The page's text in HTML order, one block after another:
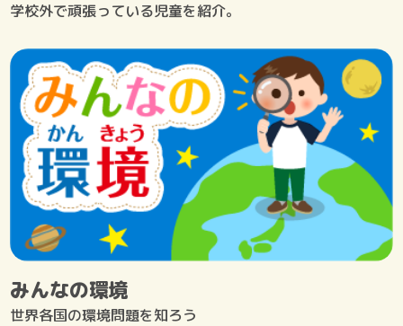
学校外で頑張っている児童を紹介。
みんなの環境
世界各国の環境問題を知ろう